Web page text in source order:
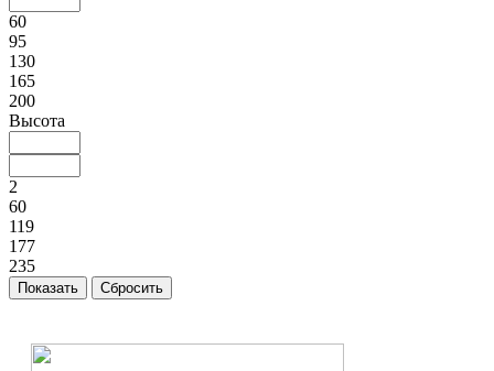
60
95
130
165
200
Высота
2
60
119
177
235